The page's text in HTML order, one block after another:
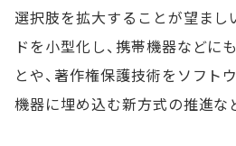
選択肢を拡大することが望まし
ドを小型化し、携帯機器などに
とや、著作権保護技術をソフト
機器に埋め込む新方式の推進な